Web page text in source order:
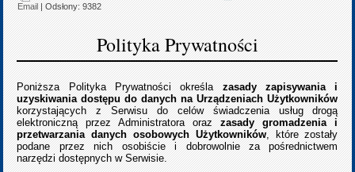
Email | Odsłony: 9382
Polityka Prywatności
Poniższa Polityka Prywatności określa zasady zapisywania i
uzyskiwania dostępu do danych na Urządzeniach Użytkowników
korzystających z Serwisu do celów świadczenia usług drogą
elektroniczną przez Administratora orazzasady gromadzenia i
przetwarzania danych osobowych Użytkowników, które zostały
podane przez nich osobiście i dobrowolnie za pośrednictwem
narzędzi dostępnych w Serwisie.